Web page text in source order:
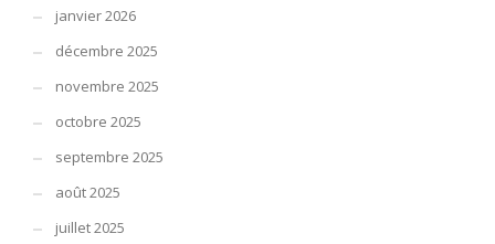
janvier 2026
décembre 2025
novembre 2025
octobre 2025
septembre 2025
août 2025
juillet 2025